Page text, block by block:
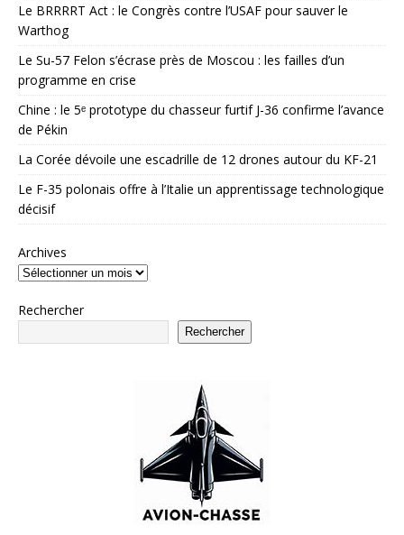
Le BRRRRT Act : le Congrès contre l’USAF pour sauver le
Warthog
Le Su-57 Felon s’écrase près de Moscou : les failles d’un
programme en crise
Chine : le 5ᵉ prototype du chasseur furtif J-36 confirme l’avance
de Pékin
La Corée dévoile une escadrille de 12 drones autour du KF-21
Le F-35 polonais offre à l’Italie un apprentissage technologique
décisif
Archives
Rechercher
Rechercher